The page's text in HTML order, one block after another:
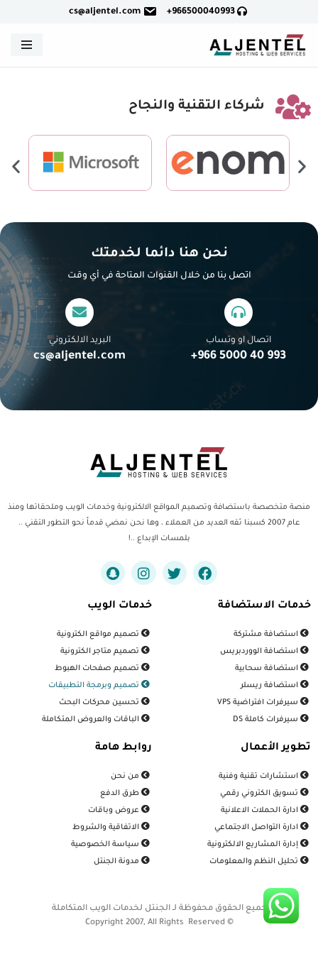
تخطى
إلى
cs@aljentel.com
شركاء التقنية والنجاح
نحن هنا دائما لخدمتك
اتصل بنا من خلال القنوات المتاحة في أي وقت
اتصال او وتساب
993 40 5000 966+
البريد الالكتروني
cs@aljentel.com
منصة متخصصة باستضافة وتصميم المواقع الالكترونية وخدمات الويب وملحقاتها ومنذ
عام 2007 كسبنا ثقه العديد من العملاء ، وها نحن نمضي قدماً نحو التطور التقني ..
بلمسات الإبداع ..!
خدمات الاستضافة
استضافة مشتركة
استضافة الووردبريس
استضافة سحابية
استضافة ريسلر
سيرفرات افتراضية VPS
سيرفرات كاملة DS
خدمات الويب
تصميم مواقع الكترونية
تصميم متاجر الكترونية
تصميم صفحات الهبوط
تصميم وبرمجة التطبيقات
تحسين محركات البحث
الباقات والعروض المتكاملة
تطوير الأعمال
استشارات تقنية وفنية
تسويق الكتروني رقمي
ادارة الحملات الاعلانية
ادارة التواصل الاجتماعي
إدارة المشاريع الالكترونية
تحليل النظم والمعلومات
روابط هامة
من نحن
طرق الدفع
عروض وباقات
الاتفاقية والشروط
سياسة الخصوصية
مدونة الجنتل
جميع الحقوق محفوظة لـ الجنتل لخدمات الويب المتكاملة
© Copyright 2007, All Rights Reserved